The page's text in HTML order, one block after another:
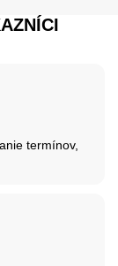
termínov,